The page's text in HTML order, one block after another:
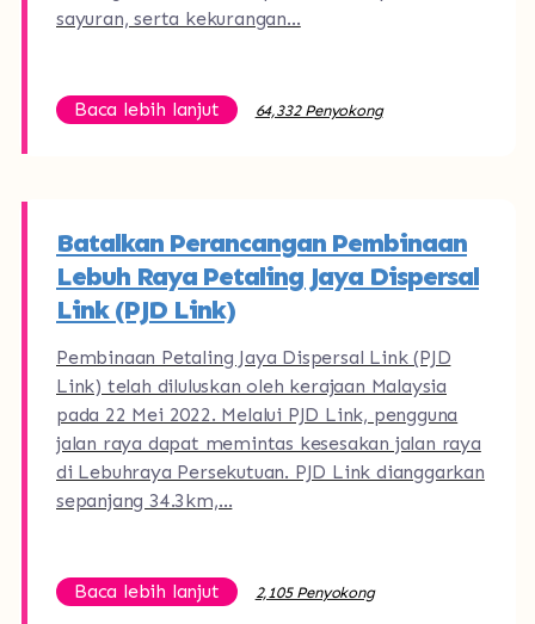
sayuran, serta kekurangan…
Baca lebih lanjut 64,332 Penyokong
Batalkan Perancangan Pembinaan
Lebuh Raya Petaling Jaya Dispersal
Link (PJD Link)
Pembinaan Petaling Jaya Dispersal Link (PJD
Link) telah diluluskan oleh kerajaan Malaysia
pada 22 Mei 2022. Melalui PJD Link, pengguna
jalan raya dapat memintas kesesakan jalan raya
di Lebuhraya Persekutuan. PJD Link dianggarkan
sepanjang 34.3km,…
Baca lebih lanjut 2,105 Penyokong